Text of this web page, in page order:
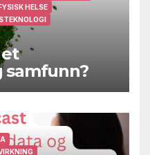
HELSE
samfunn?